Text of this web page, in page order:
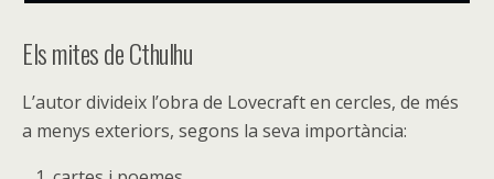
Els mites de Cthulhu
L’autor divideix l’obra de Lovecraft en cercles, de més
a menys exteriors, segons la seva importància: